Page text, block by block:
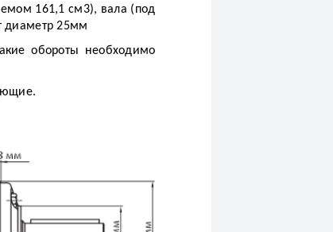
161,1 см3), вала (под
диаметр 25мм
обороты необходимо